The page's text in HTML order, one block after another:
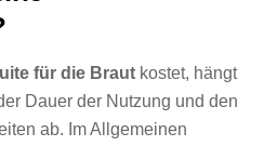
für die Braut kostet, hängt
Dauer der Nutzung und den
ab. Im Allgemeinen